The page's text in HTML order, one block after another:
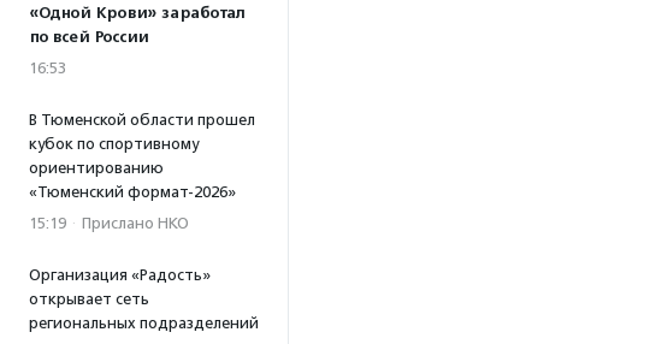
«Одной Крови» заработал
по всей России
16:53
В Тюменской области прошел
кубок по спортивному
ориентированию
«Тюменский формат-2026»
15:19 · Прислано НКО
Организация «Радость»
открывает сеть
региональных подразделений